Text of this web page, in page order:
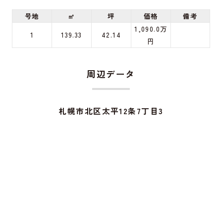
号地 ㎡ 坪 価格
備考
1
139.33 42.14
1,090.0万
円
周辺データ
札幌市北区太平12条7丁目3